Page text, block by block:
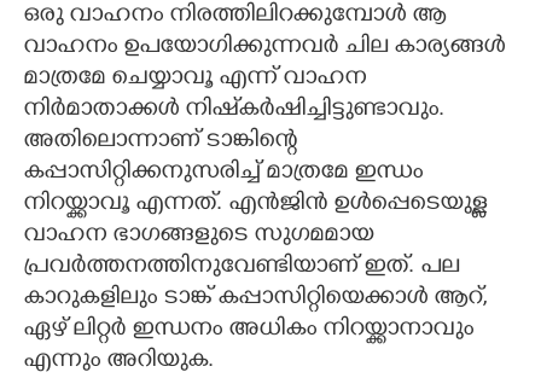
ഒരു വാഹനം നിരത്തിലിറക്കുമ്പോൾ ആ
വാഹനം ഉപയോഗിക്കുന്നവർ ചില കാര്യങ്ങൾ
മാത്രമേ ചെയ്യാവൂ എന്ന് വാഹന
നിർമാതാക്കൾ നിഷ്‌കർഷിച്ചിട്ടുണ്ടാവും.
അതിലൊന്നാണ് ടാങ്കിന്റെ
കപ്പാസിറ്റിക്കനുസരിച്ച് മാത്രമേ ഇന്ധം
നിറയ്ക്കാവൂ എന്നത്. എൻജിൻ ഉൾപ്പെടെയുള്ള
വാഹന ഭാഗങ്ങളുടെ സുഗമമായ
പ്രവർത്തനത്തിനുവേണ്ടിയാണ് ഇത്. പല
കാറുകളിലും ടാങ്ക് കപ്പാസിറ്റിയെക്കാൾ ആറ്,
ഏഴ് ലിറ്റർ ഇന്ധനം അധികം നിറയ്ക്കാനാവും
എന്നും അറിയുക.